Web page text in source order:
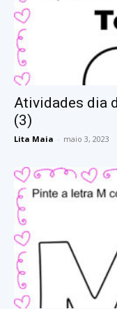
Atividades dia
(3)
Lita Maia - maio 3, 2023